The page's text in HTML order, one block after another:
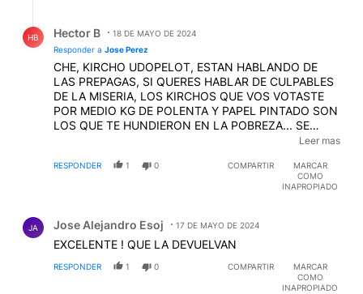
HB Hector B
18 DE MAYO DE 2024
Responder a Jose Perez
CHE, KIRCHO UDOPELOT, ESTAN HABLANDO DE
LAS PREPAGAS, SI QUERES HABLAR DE CULPABLES
DE LA MISERIA, LOS KIRCHOS QUE VOS VOTASTE
POR MEDIO KG DE POLENTA Y PAPEL PINTADO SON
LOS QUE TE HUNDIERON EN LA POBREZA... SE
AFANARON UN PBI MIENTRAS VOS TE BABEABAS
DIERON, MARMOTA
Leer mas
RESPONDER 1 0 COMPARTIR
MARCAR
COMO
INAPROPIADO
JA Jose Alejandro Esoj 17 DE MAYO DE 2024
EXCELENTE ! QUE LA DEVUELVAN
RESPONDER 1 0 COMPARTIR
MARCAR
COMO
INAPROPIADO